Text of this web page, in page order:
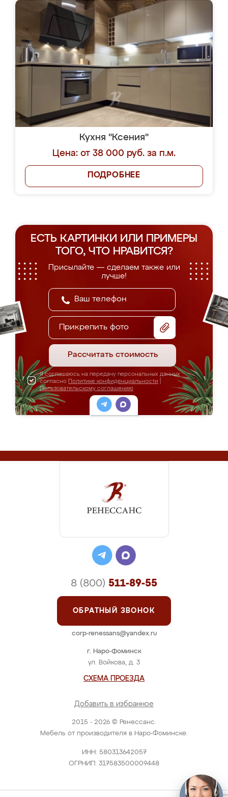
Кухня "Ксения"
Цена: от 38 000 руб. за п.м.
ПОДРОБНЕЕ
ЕСТЬ КАРТИНКИ ИЛИ ПРИМЕРЫ
ТОГО, ЧТО НРАВИТСЯ?
Присылайте — сделаем также или
лучше!
Прикрепить фото
Рассчитать стоимость
Я соглашаюсь на передачу персональных данных
согласно Политике конфиденциальности
Пользовательскому соглашению
2015 - 2026 © Ренессанс.
Мебель от производителя в Наро-Фоминске.
ИНН: 580313642057
ОГРНИП: 317583500009448
г. Наро-Фоминск
ул. Войкова, д. 3
СХЕМА ПРОЕЗДА
Добавить в избранное
8 (800) 511-89-55
ОБРАТНЫЙ ЗВОНОК
corp-renessans@yandex.ru